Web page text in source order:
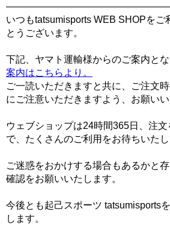
いつもtatsumisports WEB SHOPをご
とうございます。
下記、ヤマト運輸様からのご案内とな
案内はこちらより。
ご一読いただきますと共に、ご注文
にご注意いただきますよう、お願いい
ウェブショップは24時間365日、注
で、たくさんのご利用をお待ちいたし
ご迷惑をおかけする場合もあるかと
確認をお願いいたします。
今後とも起己スポーツ tatsumisports
します。